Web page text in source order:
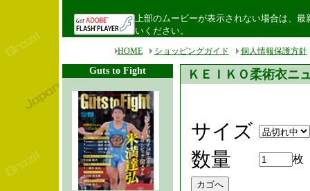
上部のムービーが表示されない場合は、最
いください。
HOME ショッピングガイド 個人情報保護方針
Guts to Fight ＫＥＩＫＯ柔術衣
サイズ
数量
枚